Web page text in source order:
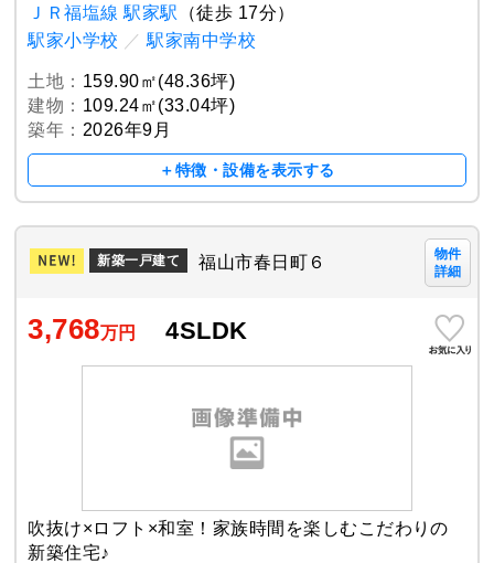
ＪＲ福塩線 駅家駅
（徒歩 17分）
駅家小学校 ／ 駅家南中学校
土地： 159.90㎡(48.36坪)
建物： 109.24㎡(33.04坪)
築年： 2026年9月
＋特徴・設備を表示する
新築一戸建て 福山市春日町６
物件
詳細
3,768万円 4SLDK
吹抜け×ロフト×和室！家族時間を楽しむこだわりの
新築住宅♪